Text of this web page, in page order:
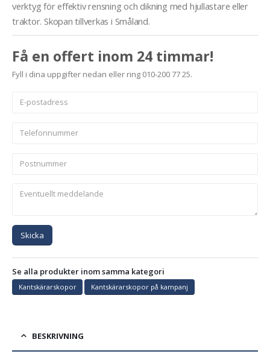
verktyg för effektiv rensning och dikning med hjullastare eller
traktor. Skopan tillverkas i Småland.
Få en offert inom 24 timmar!
Fyll i dina uppgifter nedan eller ring 010-200 77 25.
Skicka
Se alla produkter inom samma kategori
Kantskärarskopor Kantskärarskopor på kampanj
BESKRIVNING